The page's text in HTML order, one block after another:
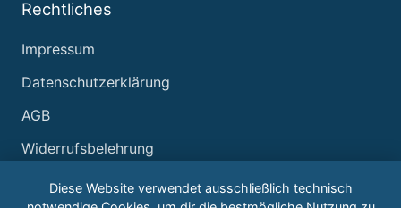
Rechtliches
Impressum
Datenschutzerklärung
AGB
Widerrufsbelehrung
Diese Website verwendet ausschließlich technisch